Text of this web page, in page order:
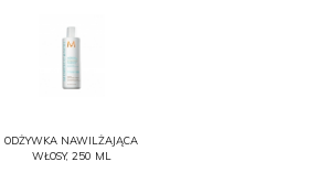
ODŻYWKA NAWILŻAJĄCA
WŁOSY, 250 ML